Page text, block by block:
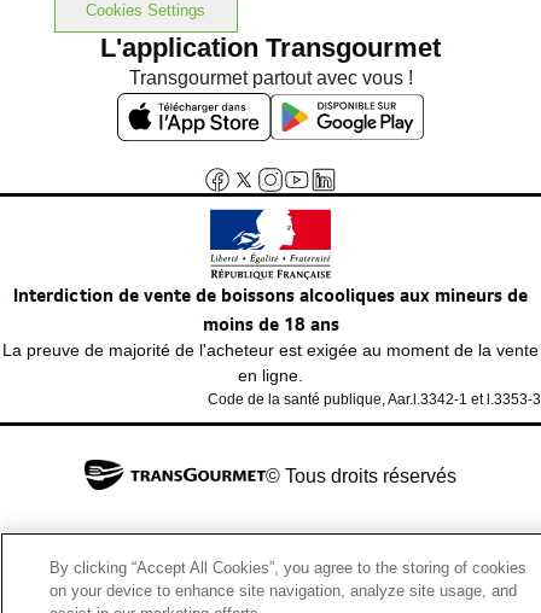
Cookies Settings
L'application Transgourmet
Transgourmet partout avec vous !
Interdiction de vente de boissons alcooliques aux mineurs de
moins de 18 ans
La preuve de majorité de l'acheteur est exigée au moment de la vente
en ligne.
Code de la santé publique, Aar.l.3342-1 et l.3353-3
© Tous droits réservés
By clicking “Accept All Cookies”, you agree to the storing of cookies
on your device to enhance site navigation, analyze site usage, and